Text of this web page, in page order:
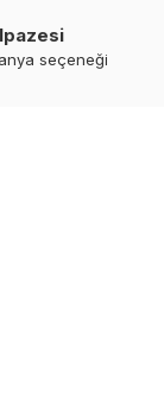
seçeneği